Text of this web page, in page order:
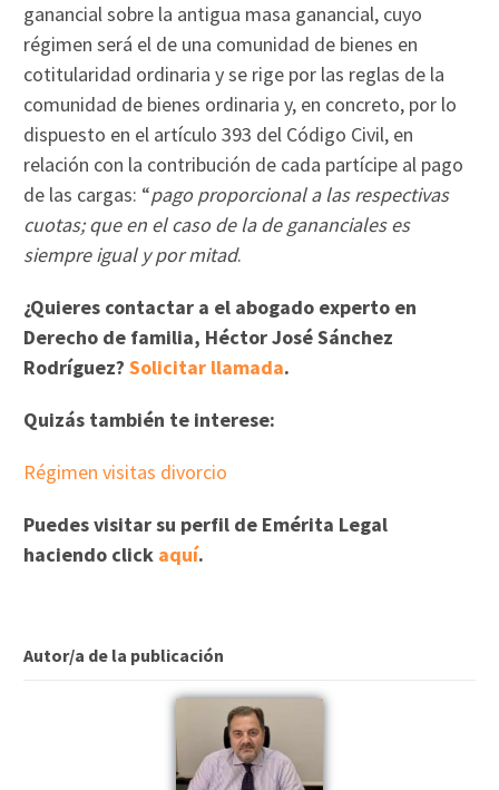
ganancial sobre la antigua masa ganancial, cuyo
régimen será el de una comunidad de bienes en
cotitularidad ordinaria y se rige por las reglas de la
comunidad de bienes ordinaria y, en concreto, por lo
dispuesto en el artículo 393 del Código Civil, en
relación con la contribución de cada partícipe al pago
de las cargas: “pago proporcional a las respectivas
cuotas; que en el caso de la de gananciales es
siempre igual y por mitad.
¿Quieres contactar a el abogado experto en
Derecho de familia, Héctor José Sánchez
Rodríguez?Solicitar llamada.
Quizás también te interese:
Régimen visitas divorcio
Puedes visitar su perfil de Emérita Legal
haciendo click aquí.
Autor/a de la publicación